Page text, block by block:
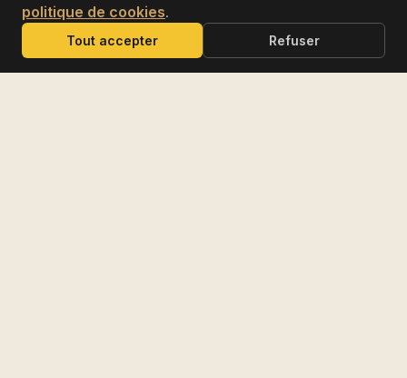
politique de cookies.
Tout accepter Refuser